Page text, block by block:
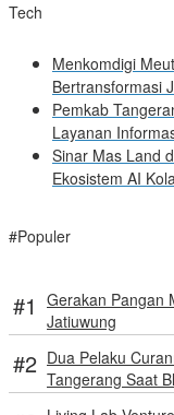
Tech
Menkomdigi
Bertransformasi
Pemkab
Layanan
Sinar Mas Land
Ekosistem AI
#Populer
Gerakan Pangan
Jatiuwung
Dua Pelaku
Tangerang Saat